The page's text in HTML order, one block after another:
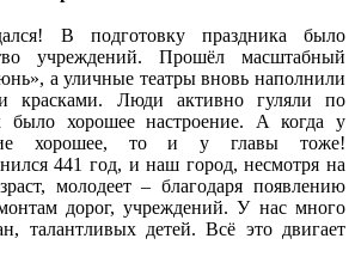
В подготовку праздника было
учреждений. Прошёл масштабный
а уличные театры вновь наполнили
красками. Люди активно гуляли по
было хорошее настроение. А когда у
хорошее, то и у главы тоже!
441 год, и наш город, несмотря на
молодеет – благодаря появлению
дорог, учреждений. У нас много
талантливых детей. Всё это двигает